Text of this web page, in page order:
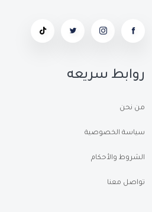
روابط سريعه
من نحن
سياسة الخصوصية
الشروط والأحكام
تواصل معنا